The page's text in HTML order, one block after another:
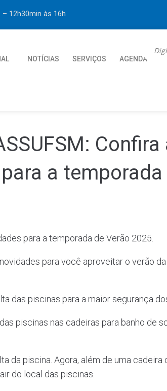
– 12h30min às 16h
NOTÍCIAS SERVIÇOS AGENDA
a
para a temporada de Verão 2025.
para você aproveitar o verão
das piscinas para a maior segurança
piscinas nas cadeiras para banho de
da piscina. Agora, além de uma
do local das piscinas.